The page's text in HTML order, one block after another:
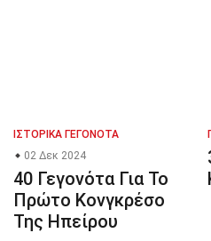
ΙΣΤΟΡΙΚΆ ΓΕΓΟΝΌΤΑ
02 Δεκ 2024
40 Γεγονότα Για Το
Πρώτο Κονγκρέσο
Της Ηπείρου